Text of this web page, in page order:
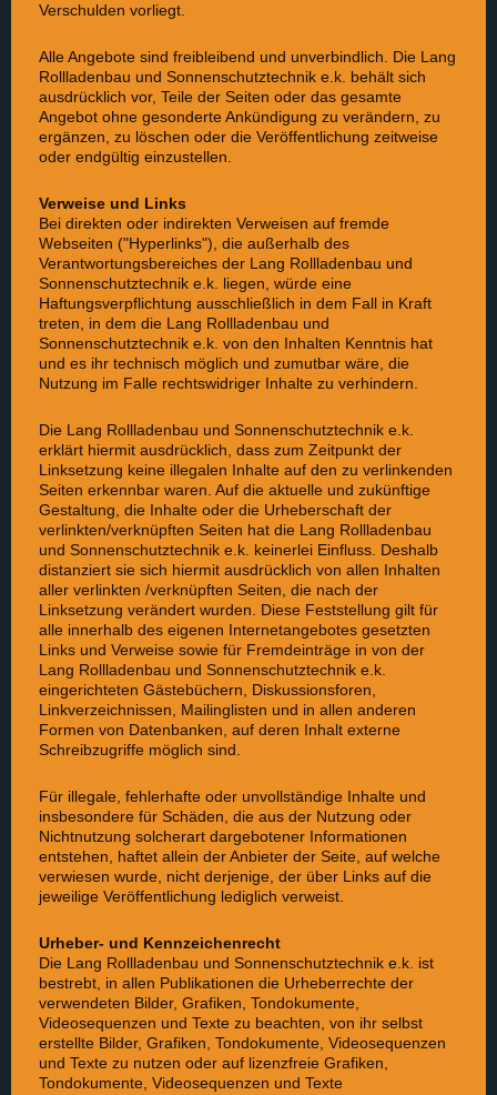
Verschulden vorliegt.
Alle Angebote sind freibleibend und unverbindlich. Die Lang
Rollladenbau und Sonnenschutztechnik e.k. behält sich
ausdrücklich vor, Teile der Seiten oder das gesamte
Angebot ohne gesonderte Ankündigung zu verändern, zu
ergänzen, zu löschen oder die Veröffentlichung zeitweise
oder endgültig einzustellen.
Verweise und Links
Bei direkten oder indirekten Verweisen auf fremde
Webseiten ("Hyperlinks"), die außerhalb des
Verantwortungsbereiches der Lang Rollladenbau und
Sonnenschutztechnik e.k. liegen, würde eine
Haftungsverpflichtung ausschließlich in dem Fall in Kraft
treten, in dem die Lang Rollladenbau und
Sonnenschutztechnik e.k. von den Inhalten Kenntnis hat
und es ihr technisch möglich und zumutbar wäre, die
Nutzung im Falle rechtswidriger Inhalte zu verhindern.
Die Lang Rollladenbau und Sonnenschutztechnik e.k.
erklärt hiermit ausdrücklich, dass zum Zeitpunkt der
Linksetzung keine illegalen Inhalte auf den zu verlinkenden
Seiten erkennbar waren. Auf die aktuelle und zukünftige
Gestaltung, die Inhalte oder die Urheberschaft der
verlinkten/verknüpften Seiten hat die Lang Rollladenbau
und Sonnenschutztechnik e.k. keinerlei Einfluss. Deshalb
distanziert sie sich hiermit ausdrücklich von allen Inhalten
aller verlinkten /verknüpften Seiten, die nach der
Linksetzung verändert wurden. Diese Feststellung gilt für
alle innerhalb des eigenen Internetangebotes gesetzten
Links und Verweise sowie für Fremdeinträge in von der
Lang Rollladenbau und Sonnenschutztechnik e.k.
eingerichteten Gästebüchern, Diskussionsforen,
Linkverzeichnissen, Mailinglisten und in allen anderen
Formen von Datenbanken, auf deren Inhalt externe
Schreibzugriffe möglich sind.
Für illegale, fehlerhafte oder unvollständige Inhalte und
insbesondere für Schäden, die aus der Nutzung oder
Nichtnutzung solcherart dargebotener Informationen
entstehen, haftet allein der Anbieter der Seite, auf welche
verwiesen wurde, nicht derjenige, der über Links auf die
jeweilige Veröffentlichung lediglich verweist.
Urheber- und Kennzeichenrecht
Die Lang Rollladenbau und Sonnenschutztechnik e.k. ist
bestrebt, in allen Publikationen die Urheberrechte der
verwendeten Bilder, Grafiken, Tondokumente,
Videosequenzen und Texte zu beachten, von ihr selbst
erstellte Bilder, Grafiken, Tondokumente, Videosequenzen
und Texte zu nutzen oder auf lizenzfreie Grafiken,
Tondokumente, Videosequenzen und Texte